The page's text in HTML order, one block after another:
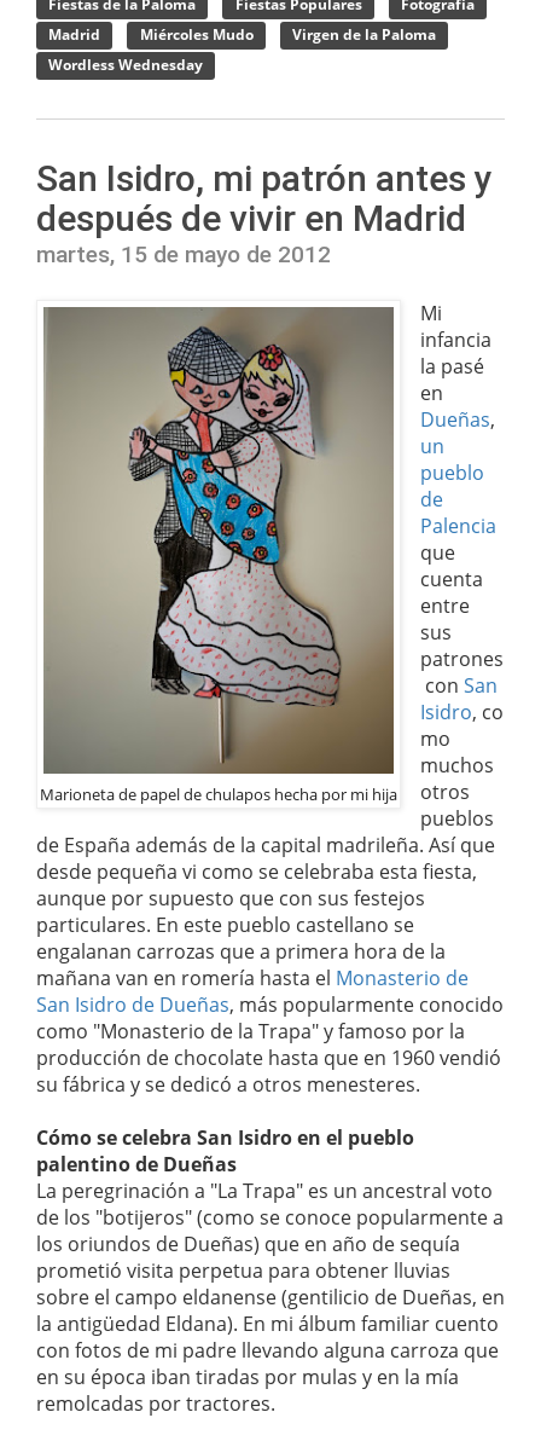
Fiestas de la Paloma Fiestas Populares
Fotografía
Madrid
Miércoles Mudo
Virgen de la Paloma
Wordless Wednesday
San Isidro, mi patrón antes y
después de vivir en Madrid
martes, 15 de mayo de 2012
Marioneta de papel de chulapos hecha por mi hija
Mi
infancia
la pasé
en
Dueñas,
un
pueblo
de
Palencia
que
cuenta
entre
sus
patrones
con San
Isidro, co
mo
muchos
otros
pueblos
de España además de la capital madrileña. Así que
desde pequeña vi como se celebraba esta fiesta,
aunque por supuesto que con sus festejos
particulares. En este pueblo castellano se
engalanan carrozas que a primera hora de la
mañana van en romería hasta el Monasterio de
San Isidro de Dueñas, más popularmente conocido
como "Monasterio de la Trapa" y famoso por la
producción de chocolate hasta que en 1960 vendió
su fábrica y se dedicó a otros menesteres.
Cómo se celebra San Isidro en el pueblo
palentino de Dueñas
La peregrinación a "La Trapa" es un ancestral voto
de los "botijeros" (como se conoce popularmente a
los oriundos de Dueñas) que en año de sequía
prometió visita perpetua para obtener lluvias
sobre el campo eldanense (gentilicio de Dueñas, en
la antigüedad Eldana). En mi álbum familiar cuento
con fotos de mi padre llevando alguna carroza que
en su época iban tiradas por mulas y en la mía
remolcadas por tractores.